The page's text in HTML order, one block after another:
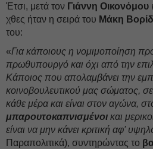
Έτσι, μετά τον Γιάννη Οικονόμου
χθες ήταν η σειρά του Μάκη
του:
«Για κάποιους η νομιμοποίηση
πρωθυπουργό και όχι από την
Κάποιος που απολαμβάνει την
κοινοβουλευτικού μας σώματος,
κάθε μέρα και είναι στον αγώνα,
μπαρουτοκαπνισμένοι και
είναι να μην κάνει κριτική αφ'
Παραπολιτικά), συντηρώντας το